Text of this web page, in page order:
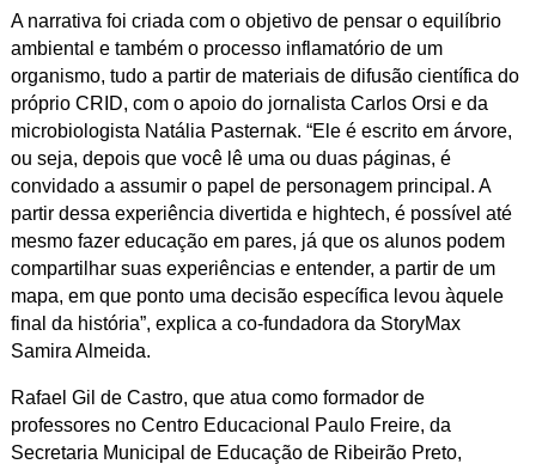
A narrativa foi criada com o objetivo de pensar o equilíbrio
ambiental e também o processo inflamatório de um
organismo, tudo a partir de materiais de difusão científica do
próprio CRID, com o apoio do jornalista Carlos Orsi e da
microbiologista Natália Pasternak. “Ele é escrito em árvore,
ou seja, depois que você lê uma ou duas páginas, é
convidado a assumir o papel de personagem principal. A
partir dessa experiência divertida e hightech, é possível até
mesmo fazer educação em pares, já que os alunos podem
compartilhar suas experiências e entender, a partir de um
mapa, em que ponto uma decisão específica levou àquele
final da história”, explica a co-fundadora da StoryMax
Samira Almeida.
Rafael Gil de Castro, que atua como formador de
professores no Centro Educacional Paulo Freire, da
Secretaria Municipal de Educação de Ribeirão Preto,